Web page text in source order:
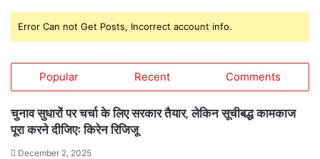
Error Can not Get Posts, Incorrect account info.
Popular Recent Comments
चुनाव सुधारों पर चर्चा के लिए सरकार तैयार, लेकिन सूचीबद्ध कामकाज
पूरा करने दीजिएः किरेन रिजिजू
December 2, 2025